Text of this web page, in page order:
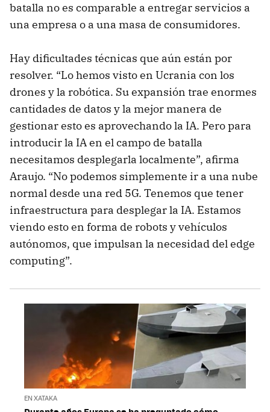
batalla no es comparable a entregar servicios a
una empresa o a una masa de consumidores.
Hay dificultades técnicas que aún están por
resolver. “Lo hemos visto en Ucrania con los
drones y la robótica. Su expansión trae enormes
cantidades de datos y la mejor manera de
gestionar esto es aprovechando la IA. Pero para
introducir la IA en el campo de batalla
necesitamos desplegarla localmente”, afirma
Araujo. “No podemos simplemente ir a una nube
normal desde una red 5G. Tenemos que tener
infraestructura para desplegar la IA. Estamos
viendo esto en forma de robots y vehículos
autónomos, que impulsan la necesidad del edge
computing”.
EN XATAKA